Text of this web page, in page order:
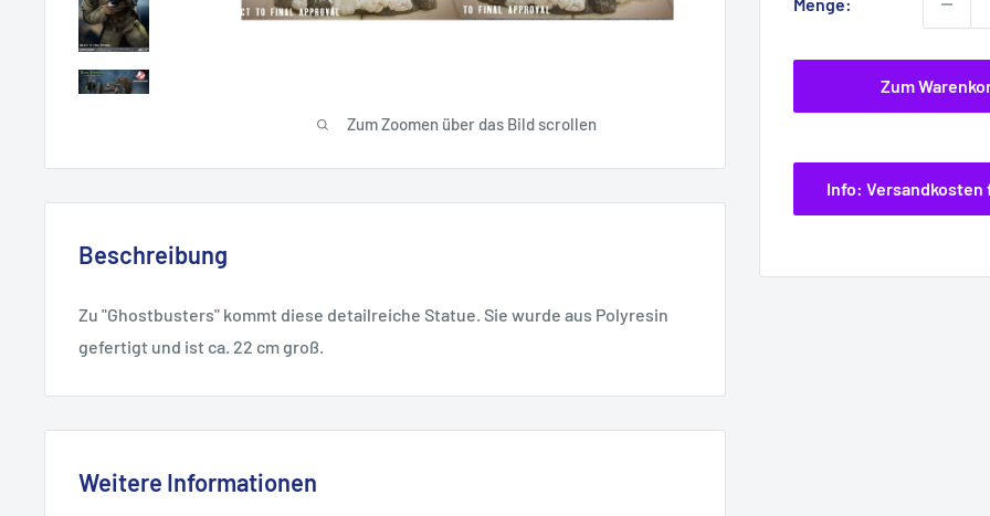
Zum Zoomen über das Bild scrollen
Zum
Info:
Beschreibung
Zu "Ghostbusters" kommt diese detailreiche Statue. Sie wurde aus Polyresin
gefertigt und ist ca. 22 cm groß.
Weitere Informationen